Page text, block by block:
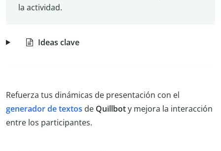
la actividad.
Ideas clave
Refuerza tus dinámicas de presentación con el
generador de textos de Quillboty mejora la interacción
entre los participantes.